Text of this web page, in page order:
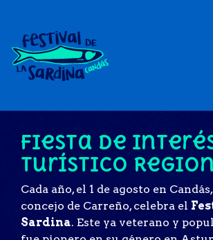
Fiesta de
Turístico
Cada año, el 1 de agosto en
concejo de Carreño, celebra el
Sardina. Este ya veterano y